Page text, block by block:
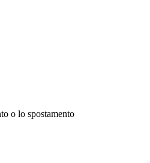
o lo spostamento